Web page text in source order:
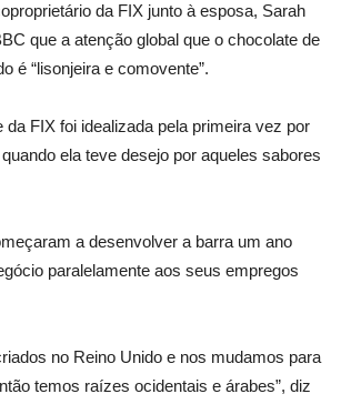
da FIX junto à esposa, Sarah
que a atenção global que o chocolate de
é “lisonjeira e comovente”.
da FIX foi idealizada pela primeira vez por
ela teve desejo por aqueles sabores
a desenvolver a barra um ano
paralelamente aos seus empregos
no Reino Unido e nos mudamos para
temos raízes ocidentais e árabes”, diz